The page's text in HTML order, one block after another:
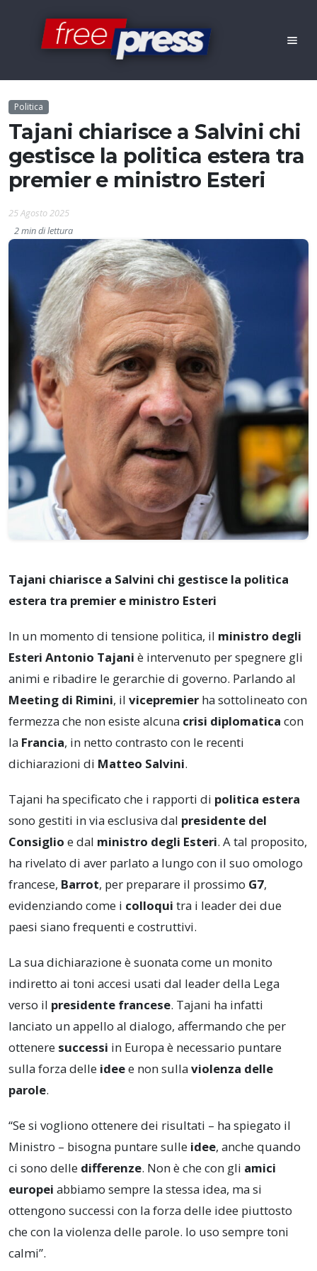
Politica
Tajani chiarisce a Salvini chi
gestisce la politica estera tra
premier e ministro Esteri
25 Agosto 2025
2 min di lettura
Tajani chiarisce a Salvini chi gestisce la politica
estera tra premier e ministro Esteri
In un momento di tensione politica, il ministro degli
Esteri Antonio Tajani è intervenuto per spegnere gli
animi e ribadire le gerarchie di governo. Parlando al
Meeting di Rimini, il vicepremier ha sottolineato con
fermezza che non esiste alcuna crisi diplomatica con
la Francia, in netto contrasto con le recenti
dichiarazioni di Matteo Salvini.
Tajani ha specificato che i rapporti di politica estera
sono gestiti in via esclusiva dal presidente del
Consiglio e dal ministro degli Esteri. A tal proposito,
ha rivelato di aver parlato a lungo con il suo omologo
francese, Barrot, per preparare il prossimo G7,
evidenziando come i colloqui tra i leader dei due
paesi siano frequenti e costruttivi.
La sua dichiarazione è suonata come un monito
indiretto ai toni accesi usati dal leader della Lega
verso il presidente francese. Tajani ha infatti
lanciato un appello al dialogo, affermando che per
ottenere successi in Europa è necessario puntare
sulla forza delle ideee non sullaviolenza delle
parole.
“Se si vogliono ottenere dei risultati – ha spiegato il
Ministro – bisogna puntare sulle idee, anche quando
ci sono delle differenze. Non è che con gli amici
europei abbiamo sempre la stessa idea, ma si
ottengono successi con la forza delle idee piuttosto
che con la violenza delle parole. Io uso sempre toni
calmi”.